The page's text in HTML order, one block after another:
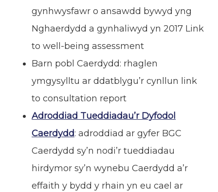
gynhwysfawr o ansawdd bywyd yng
Nghaerdydd a gynhaliwyd yn 2017 Link
to well-being assessment
Barn pobl Caerdydd: rhaglen
ymgysylltu ar ddatblygu’r cynllun link
to consultation report
Adroddiad Tueddiadau’r Dyfodol
Caerdydd: adroddiad ar gyfer BGC
Caerdydd sy’n nodi’r tueddiadau
hirdymor sy’n wynebu Caerdydd a’r
effaith y bydd y rhain yn eu cael ar